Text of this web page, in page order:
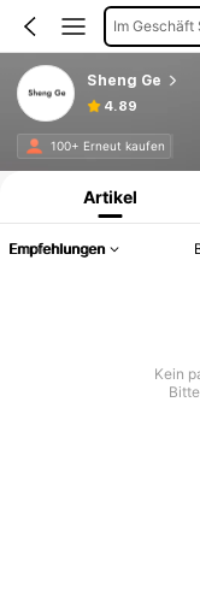
Im Geschäft
Sheng Ge
4.89
100+ Erneut kaufen
Produktinformation:
Artikel
Empfehlungen
Kein